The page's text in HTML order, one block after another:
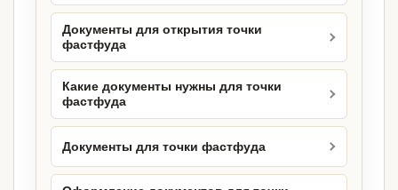
Документы для открытия точки
фастфуда
Какие документы нужны для точки
фастфуда
Документы для точки фастфуда